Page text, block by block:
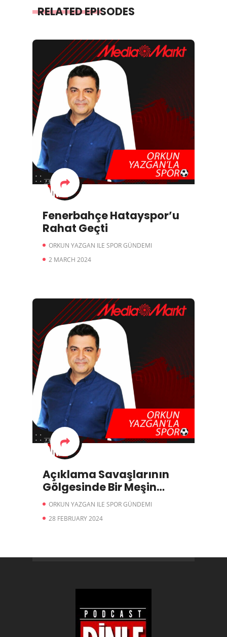
RELATED EPISODES
Fenerbahçe Hatayspor’u
Rahat Geçti
ORKUN YAZGAN ILE SPOR GÜNDEMI
2 MARCH 2024
Açıklama Savaşlarının
Gölgesinde Bir Meşin
Yuvarlak
ORKUN YAZGAN ILE SPOR GÜNDEMI
28 FEBRUARY 2024